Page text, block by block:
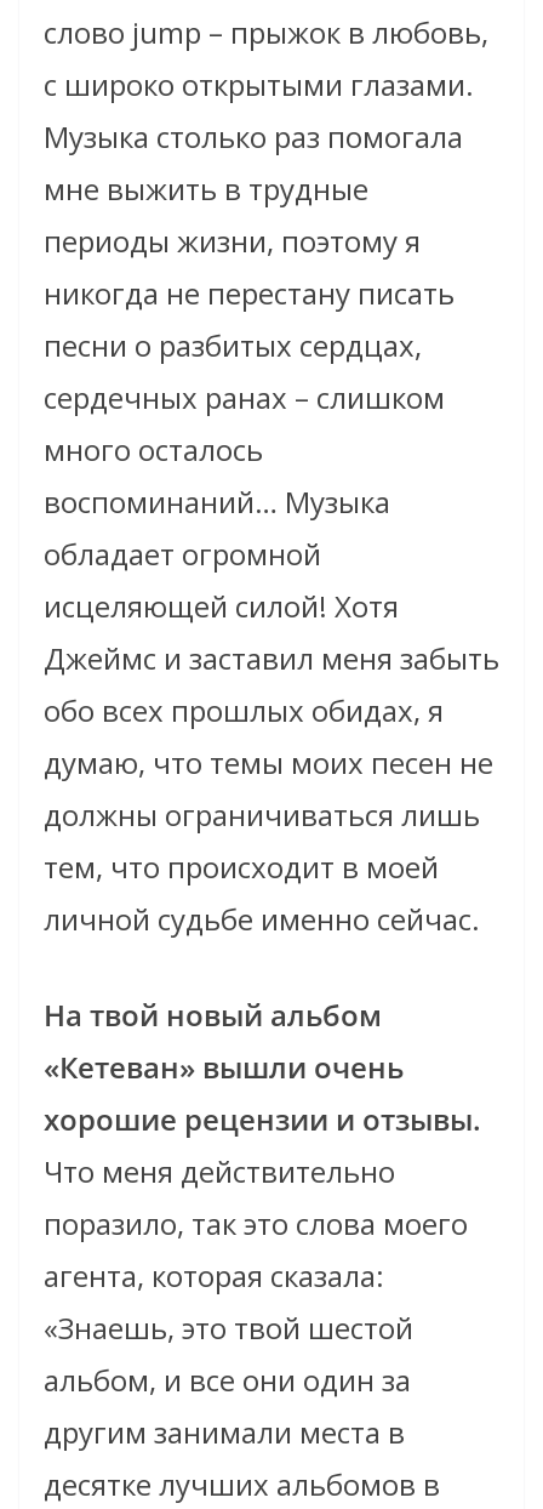
слово jump – прыжок в любовь,
с широко открытыми глазами.
Музыка столько раз помогала
мне выжить в трудные
периоды жизни, поэтому я
никогда не перестану писать
песни о разбитых сердцах,
сердечных ранах – слишком
много осталось
воспоминаний… Музыка
обладает огромной
исцеляющей силой! Хотя
Джеймс и заставил меня забыть
обо всех прошлых обидах, я
думаю, что темы моих песен не
должны ограничиваться лишь
тем, что происходит в моей
личной судьбе именно сейчас.
На твой новый альбом
«Кетеван» вышли очень
хорошие рецензии и отзывы.
Что меня действительно
поразило, так это слова моего
агента, которая сказала:
«Знаешь, это твой шестой
альбом, и все они один за
другим занимали места в
десятке лучших альбомов в